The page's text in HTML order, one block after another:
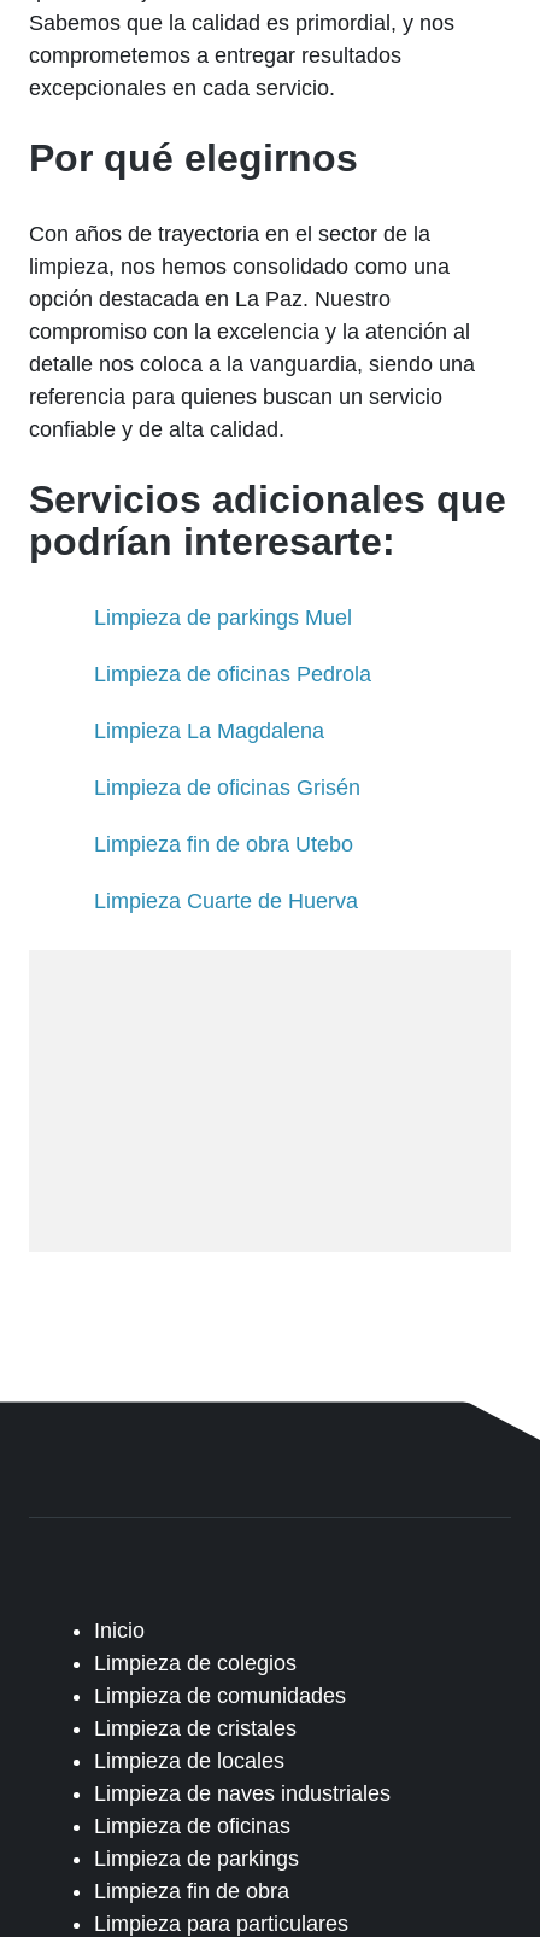
Sabemos que la calidad es primordial, y nos
comprometemos a entregar resultados
excepcionales en cada servicio.
Por qué elegirnos
Con años de trayectoria en el sector de la
limpieza, nos hemos consolidado como una
opción destacada en La Paz. Nuestro
compromiso con la excelencia y la atención al
detalle nos coloca a la vanguardia, siendo una
referencia para quienes buscan un servicio
confiable y de alta calidad.
Servicios adicionales que
podrían interesarte:
Limpieza de parkings Muel
Limpieza de oficinas Pedrola
Limpieza La Magdalena
Limpieza de oficinas Grisén
Limpieza fin de obra Utebo
Limpieza Cuarte de Huerva
Inicio
Limpieza de colegios
Limpieza de comunidades
Limpieza de cristales
Limpieza de locales
Limpieza de naves industriales
Limpieza de oficinas
Limpieza de parkings
Limpieza fin de obra
Limpieza para particulares